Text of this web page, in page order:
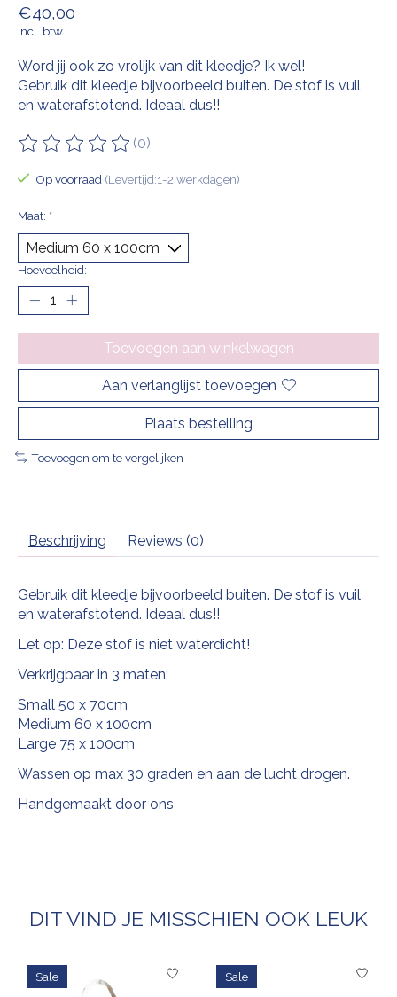
€40,00
Incl. btw
Word jij ook zo vrolijk van dit kleedje? Ik wel!
Gebruik dit kleedje bijvoorbeeld buiten. De stof is vuil
en waterafstotend. Ideaal dus!!
De beoordeling van dit product is
(0)
Op voorraad (Levertijd:1-2 werkdagen)
Maat: *
Hoeveelheid:
Toevoegen aan winkelwagen
Aan verlanglijst toevoegen
Plaats bestelling
Toevoegen om te vergelijken
Beschrijving Reviews (0)
Gebruik dit kleedje bijvoorbeeld buiten. De stof is vuil
en waterafstotend. Ideaal dus!!
Let op: Deze stof is niet waterdicht!
Verkrijgbaar in 3 maten:
Small 50 x 70cm
Medium 60 x 100cm
Large 75 x 100cm
Wassen op max 30 graden en aan de lucht drogen.
Handgemaakt door ons
DIT VIND JE MISSCHIEN OOK LEUK
Items van productcarrousel
Sale Sale